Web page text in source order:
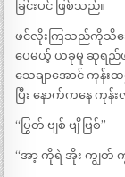
ခြင်းပင် ဖြစ်သည်။
ဖင်လိုးကြသည်ကိုသိသ
ပေမယ့် ယခုမူ ဆုရည်
သေချာအောင် ကုန်
ပြီး နောက်ကနေ ကု
“ပြွတ် ဗျစ် ဗျိ ဗြစ်”
“အာ့ ကိုရဲ အိုး ကျွတ်